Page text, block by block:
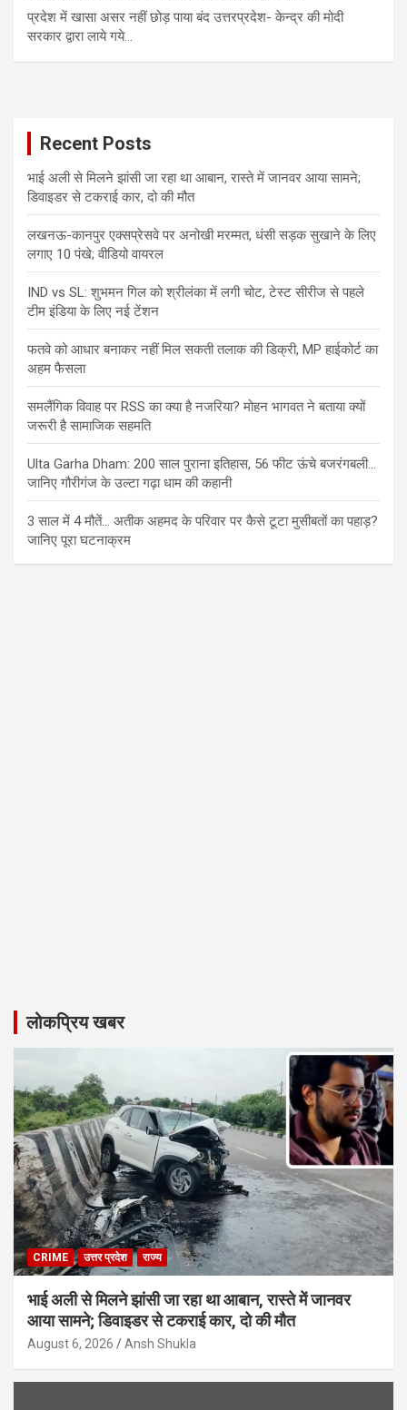
प्रदेश में खासा असर नहीं छोड़ पाया बंद उत्तरप्रदेश- केन्द्र की मोदी
सरकार द्वारा लाये गये…
Recent Posts
भाई अली से मिलने झांसी जा रहा था आबान, रास्ते में जानवर आया सामने;
डिवाइडर से टकराई कार, दो की मौत
लखनऊ-कानपुर एक्सप्रेसवे पर अनोखी मरम्मत, धंसी सड़क सुखाने के लिए
लगाए 10 पंखे; वीडियो वायरल
IND vs SL: शुभमन गिल को श्रीलंका में लगी चोट, टेस्ट सीरीज से पहले
टीम इंडिया के लिए नई टेंशन
फतवे को आधार बनाकर नहीं मिल सकती तलाक की डिक्री, MP हाईकोर्ट का
अहम फैसला
समलैंगिक विवाह पर RSS का क्या है नजरिया? मोहन भागवत ने बताया क्यों
जरूरी है सामाजिक सहमति
Ulta Garha Dham: 200 साल पुराना इतिहास, 56 फीट ऊंचे बजरंगबली…
जानिए गौरीगंज के उल्टा गढ़ा धाम की कहानी
3 साल में 4 मौतें… अतीक अहमद के परिवार पर कैसे टूटा मुसीबतों का पहाड़?
जानिए पूरा घटनाक्रम
लोकप्रिय खबर
CRIME उत्तर प्रदेश राज्य
भाई अली से मिलने झांसी जा रहा था आबान, रास्ते में जानवर
आया सामने; डिवाइडर से टकराई कार, दो की मौत
August 6, 2026 Ansh Shukla